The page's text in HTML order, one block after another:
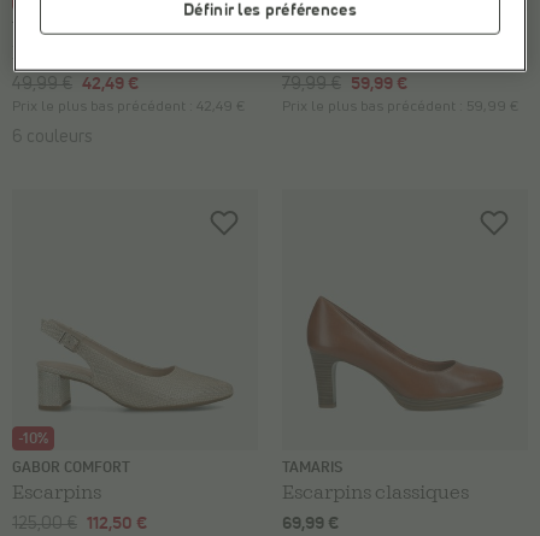
TAMARIS
49,99 € 42,49 €
Prix le plus bas précédent : 42,49 €
6 couleurs
79,99 € 59,99 €
Prix le plus bas précédent : 59,99 €
-10%
GABOR COMFORT
Escarpins
125,00 € 112,50 €
TAMARIS
Escarpins classiques
69,99 €
Définir les préférences